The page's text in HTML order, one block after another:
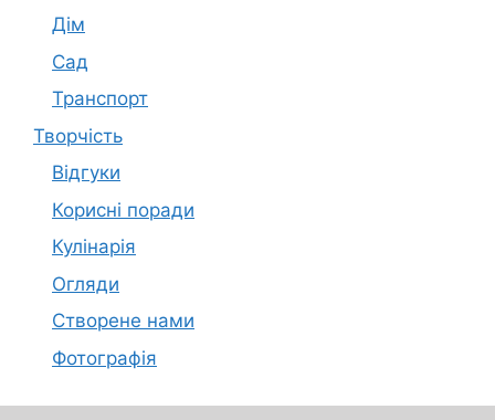
Дім
Сад
Транспорт
Творчість
Відгуки
Корисні поради
Кулінарія
Огляди
Створене нами
Фотографія